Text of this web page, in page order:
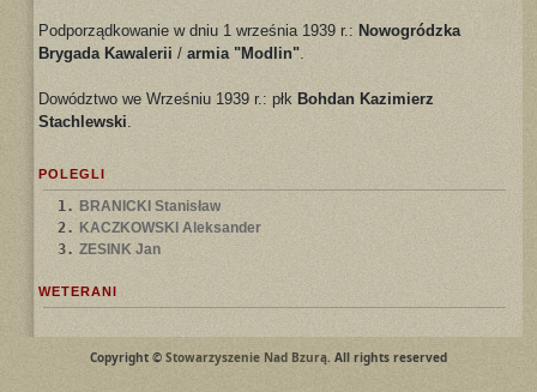
Podporządkowanie w dniu 1 września 1939 r.: Nowogródzka
Brygada Kawalerii / armia "Modlin".
Dowództwo we Wrześniu 1939 r.: płk Bohdan Kazimierz
Stachlewski.
POLEGLI
1. BRANICKI Stanisław
2. KACZKOWSKI Aleksander
3. ZESINK Jan
WETERANI
Copyright © Stowarzyszenie Nad Bzurą. All rights reserved